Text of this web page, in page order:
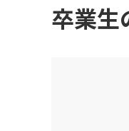
卒業生